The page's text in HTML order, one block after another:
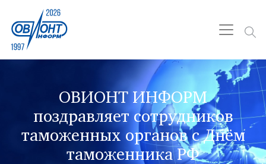
ОВИОНТ ИНФОРМ
поздравляет сотрудников
таможенных органов с Днём
таможенника РФ